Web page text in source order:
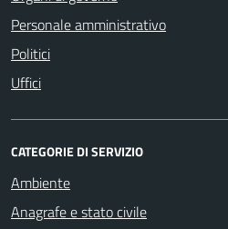
Personale amministrativo
Politici
Uffici
CATEGORIE DI SERVIZIO
Ambiente
Anagrafe e stato civile